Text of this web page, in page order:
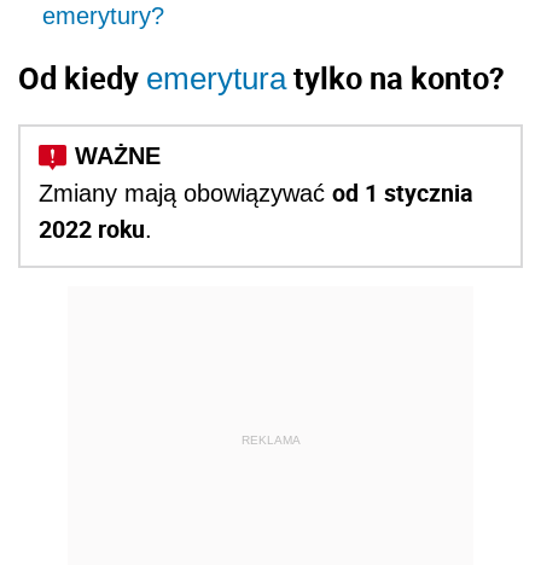
emerytury?
Od kiedy emeryturatylko na konto?
Zmiany mają obowiązywać od 1 stycznia
2022 roku.
REKLAMA